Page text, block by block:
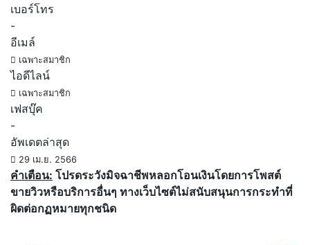
เบอร์โทร
-
อีเมล์
เฉพาะสมาชิก
ไอดีไลน์
เฉพาะสมาชิก
เฟสบุ๊ค
-
อัพเดตล่าสุด
29 เม.ย. 2566
คำเตือน: โปรดระวังมิจฉาชีพหลอกโอนเงินโดยการโพสต์
ขายวิวหรือบริการอื่นๆ ทางเว็บไซต์ไม่สนับสนุนการกระทำที่
ผิดต่อกฏหมายทุกชนิด